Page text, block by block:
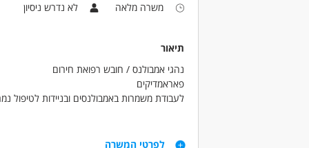
בני 50 פלוס
המגזר
משרה מלאה
לא נדרש ניסיון
תיאור
נהגי אמבולנס / חובש רפואת חירום
פאראמדיקים
לעבודת משמרות באמבולנסים ובניידות לטיפול
לפרטי המשרה